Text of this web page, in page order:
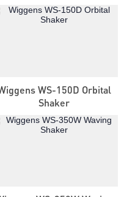
WS-150D Orbital
Shaker